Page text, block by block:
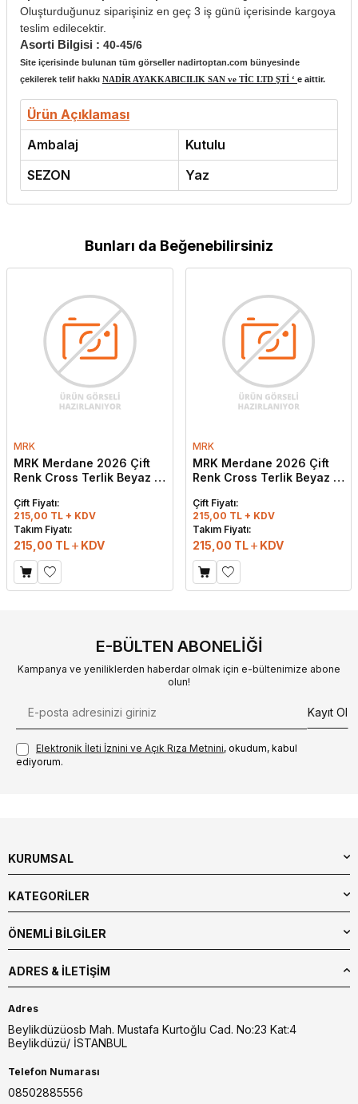
Oluşturduğunuz siparişiniz en geç 3 iş günü içerisinde kargoya
teslim edilecektir.
Asorti Bilgisi : 40-45/6
Site içerisinde bulunan tüm görseller nadirtoptan.com bünyesinde
çekilerek telif hakkı NADİR AYAKKABICILIK SAN ve TİC LTD ŞTİ ‘ e aittir.
Ürün Açıklaması
Ambalaj
Kutulu
SEZON
Yaz
Bunları da Beğenebilirsiniz
MRK
MRK Merdane 2026 Çift
Renk Cross Terlik Beyaz -
Çift Fiyatı:
215,00 TL + KDV
Takım Fiyatı:
215,00 TL KDV
MRK
MRK Merdane 2026 Çift
Renk Cross Terlik Beyaz -
Çift Fiyatı:
215,00 TL + KDV
Takım Fiyatı:
215,00 TL KDV
E-BÜLTEN ABONELIĞI
Kampanya ve yeniliklerden haberdar olmak için e-bültenimize abone
olun!
Kayıt Ol
Elektronik İleti İzni‌ni ve Açık Rıza Metni‌ni, okudum, kabul
ediyorum.
KURUMSAL
KATEGORİLER
ÖNEMLİ BİLGİLER
ADRES & İLETIŞIM
Adres
Beylikdüzüosb Mah. Mustafa Kurtoğlu Cad. No:23 Kat:4
Beylikdüzü/ İSTANBUL
Telefon Numarası
08502885556